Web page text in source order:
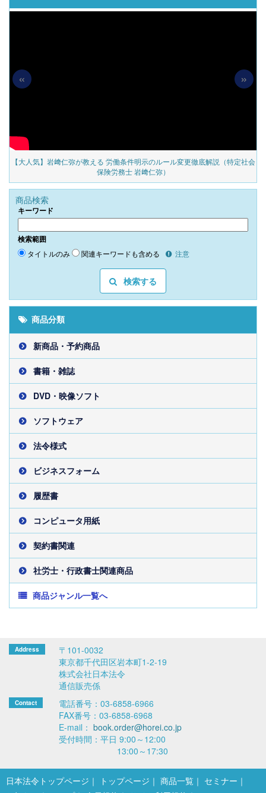
【大人気】岩﨑仁弥が教える 労働条件明示のルール変更徹底解説（特定社会
保険労務士 岩﨑仁弥）
« »
商品検索
キーワード
検索範囲
タイトルのみ 関連キーワードも含める 注意
検索する
商品分類
新商品・予約商品
書籍・雑誌
DVD・映像ソフト
ソフトウェア
法令様式
ビジネスフォーム
履歴書
コンピュータ用紙
契約書関連
社労士・行政書士関連商品
商品ジャンル一覧へ
〒101-0032
東京都千代田区岩本町1-2-19
株式会社日本法令
通信販売係
電話番号：03-6858-6966
FAX番号：03-6858-6968
E-mail： book.order@horei.co.jp
受付時間：平日 9:00～12:00
13:00～17:30
日本法令トップページ トップページ 商品一覧
セミナー